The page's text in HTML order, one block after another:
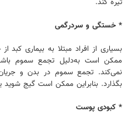
* خستگی و سردرگمی
بسیاری از افراد مبتلا به بیماری
ممکن است به‌دلیل تجمع سموم
نمی‌کند. تجمع سموم در بدن و جریان
بگذارد. بنابراین ممکن است گیج شوید
* کبودی پوست